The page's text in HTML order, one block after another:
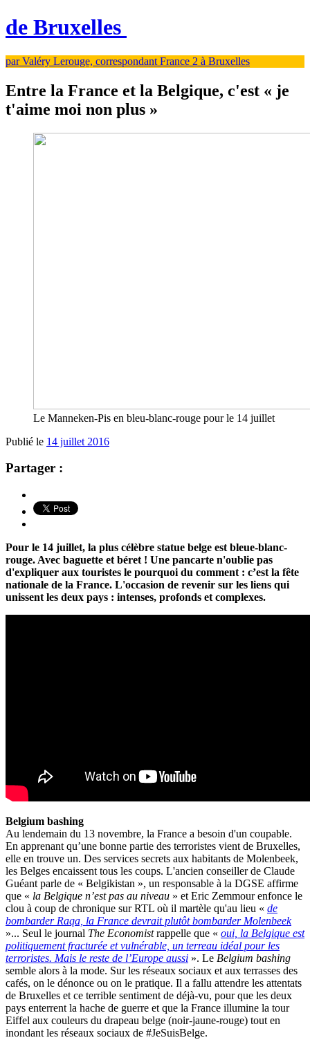
de Bruxelles
par Valéry Lerouge, correspondant France 2 à Bruxelles
Entre la France et la Belgique, c'est « je
t'aime moi non plus »
Le Manneken-Pis en bleu-blanc-rouge pour le 14 juillet
Publié le 14 juillet 2016
Partager :
Pour le 14 juillet, la plus célèbre statue belge est bleue-blanc-
rouge. Avec baguette et béret ! Une pancarte n'oublie pas
d'expliquer aux touristes le pourquoi du comment : c’est la fête
nationale de la France. L'occasion de revenir sur les liens qui
unissent les deux pays : intenses, profonds et complexes.
Belgium bashing
Au lendemain du 13 novembre, la France a besoin d'un coupable.
En apprenant qu’une bonne partie des terroristes vient de Bruxelles,
elle en trouve un. Des services secrets aux habitants de Molenbeek,
les Belges encaissent tous les coups. L'ancien conseiller de Claude
Guéant parle de « Belgikistan », un responsable à la DGSE affirme
que « la Belgique n’est pas au niveau » et Eric Zemmour enfonce le
clou à coup de chronique sur RTL où il martèle qu'au lieu « de
bombarder Raqa, la France devrait plutôt bombarder Molenbeek
»... Seul le journal The Economistrappelle que « oui, la Belgique est
politiquement fracturée et vulnérable, un terreau idéal pour les
terroristes. Mais le reste de l’Europe aussi ». Le Belgium bashing
semble alors à la mode. Sur les réseaux sociaux et aux terrasses des
cafés, on le dénonce ou on le pratique. Il a fallu attendre les attentats
de Bruxelles et ce terrible sentiment de déjà-vu, pour que les deux
pays enterrent la hache de guerre et que la France illumine la tour
Eiffel aux couleurs du drapeau belge (noir-jaune-rouge) tout en
inondant les réseaux sociaux de #JeSuisBelge.